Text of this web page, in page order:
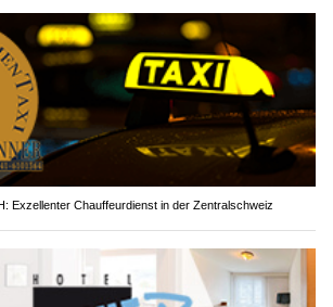
Exzellenter Chauffeurdienst in der Zentralschweiz